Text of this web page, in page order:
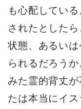
も心配してい
されたとした
状態、あるい
られるだろう
みた霊的背丈
たは本当にイス